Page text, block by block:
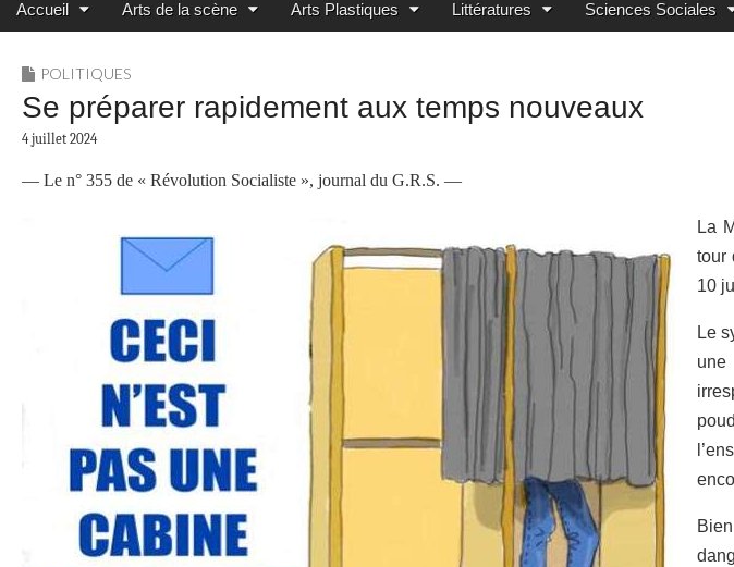
MADININ'ART
Accueil Arts de la scène Arts Plastiques Littératures Sciences Sociales
POLITIQUES
Se préparer rapidement aux temps nouveaux
4 juillet 2024
— Le n° 355 de « Révolution Socialiste », journal du G.R.S. —
La
tour
10
Le
une